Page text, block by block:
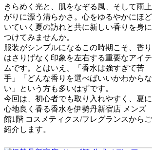
きらめく光と、肌をなぞる風、そして雨上
がりに漂う清らかさ。心をゆるやかにほど
いていく夏の訪れと共に新しい香りを身に
つけてみませんか。
服装がシンプルになるこの時期こそ、香り
はさりげなく印象を左右する重要なアイテ
ムです。とはいえ、「香水は強すぎて苦
手」「どんな香りを選べばいいかわからな
い」という方も多いはずです。
今回は、初心者でも取り入れやすく、夏に
心地良く香る香水を伊勢丹新宿店 メンズ
館1階 コスメティクス/フレグランスからご
紹介します。